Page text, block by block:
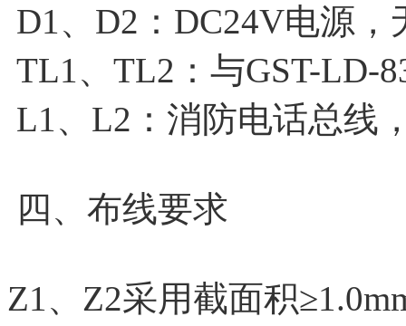
D1、D2：DC24V电源
TL1、TL2：与GST-LD-
L1、L2：消防电话总线
四、布线要求
Z1、Z2采用截面积